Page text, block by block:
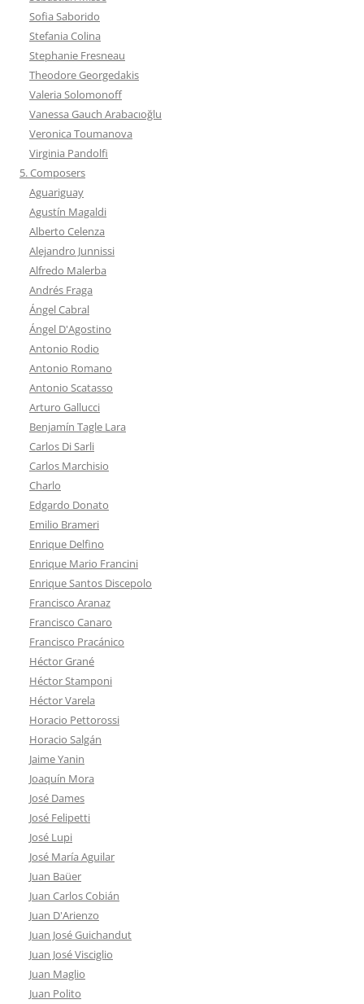
Sofia Saborido
Stefania Colina
Stephanie Fresneau
Theodore Georgedakis
Valeria Solomonoff
Vanessa Gauch Arabacıoğlu
Veronica Toumanova
Virginia Pandolfi
5. Composers
Aguariguay
Agustín Magaldi
Alberto Celenza
Alejandro Junnissi
Alfredo Malerba
Andrés Fraga
Ángel Cabral
Ángel D'Agostino
Antonio Rodio
Antonio Romano
Antonio Scatasso
Arturo Gallucci
Benjamín Tagle Lara
Carlos Di Sarli
Carlos Marchisio
Charlo
Edgardo Donato
Emilio Brameri
Enrique Delfino
Enrique Mario Francini
Enrique Santos Discepolo
Francisco Aranaz
Francisco Canaro
Francisco Pracánico
Héctor Grané
Héctor Stamponi
Héctor Varela
Horacio Pettorossi
Horacio Salgán
Jaime Yanin
Joaquín Mora
José Dames
José Felipetti
José Lupi
José María Aguilar
Juan Baüer
Juan Carlos Cobián
Juan D'Arienzo
Juan José Guichandut
Juan José Visciglio
Juan Maglio
Juan Polito